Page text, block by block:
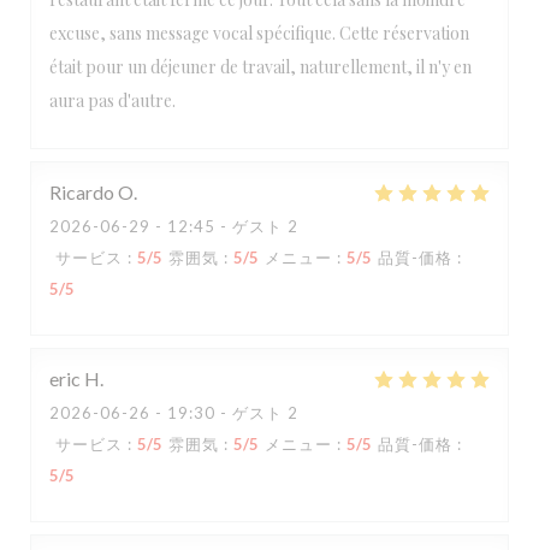
excuse, sans message vocal spécifique. Cette réservation
était pour un déjeuner de travail, naturellement, il n'y en
aura pas d'autre.
Ricardo O
2026-06-29 - 12:45 - ゲスト 2
サービス : 5/5 雰囲気 : 5/5 メニュー : 5/5 品質-価格 :
5/5
eric H
2026-06-26 - 19:30 - ゲスト 2
サービス : 5/5 雰囲気 : 5/5 メニュー : 5/5 品質-価格 :
5/5